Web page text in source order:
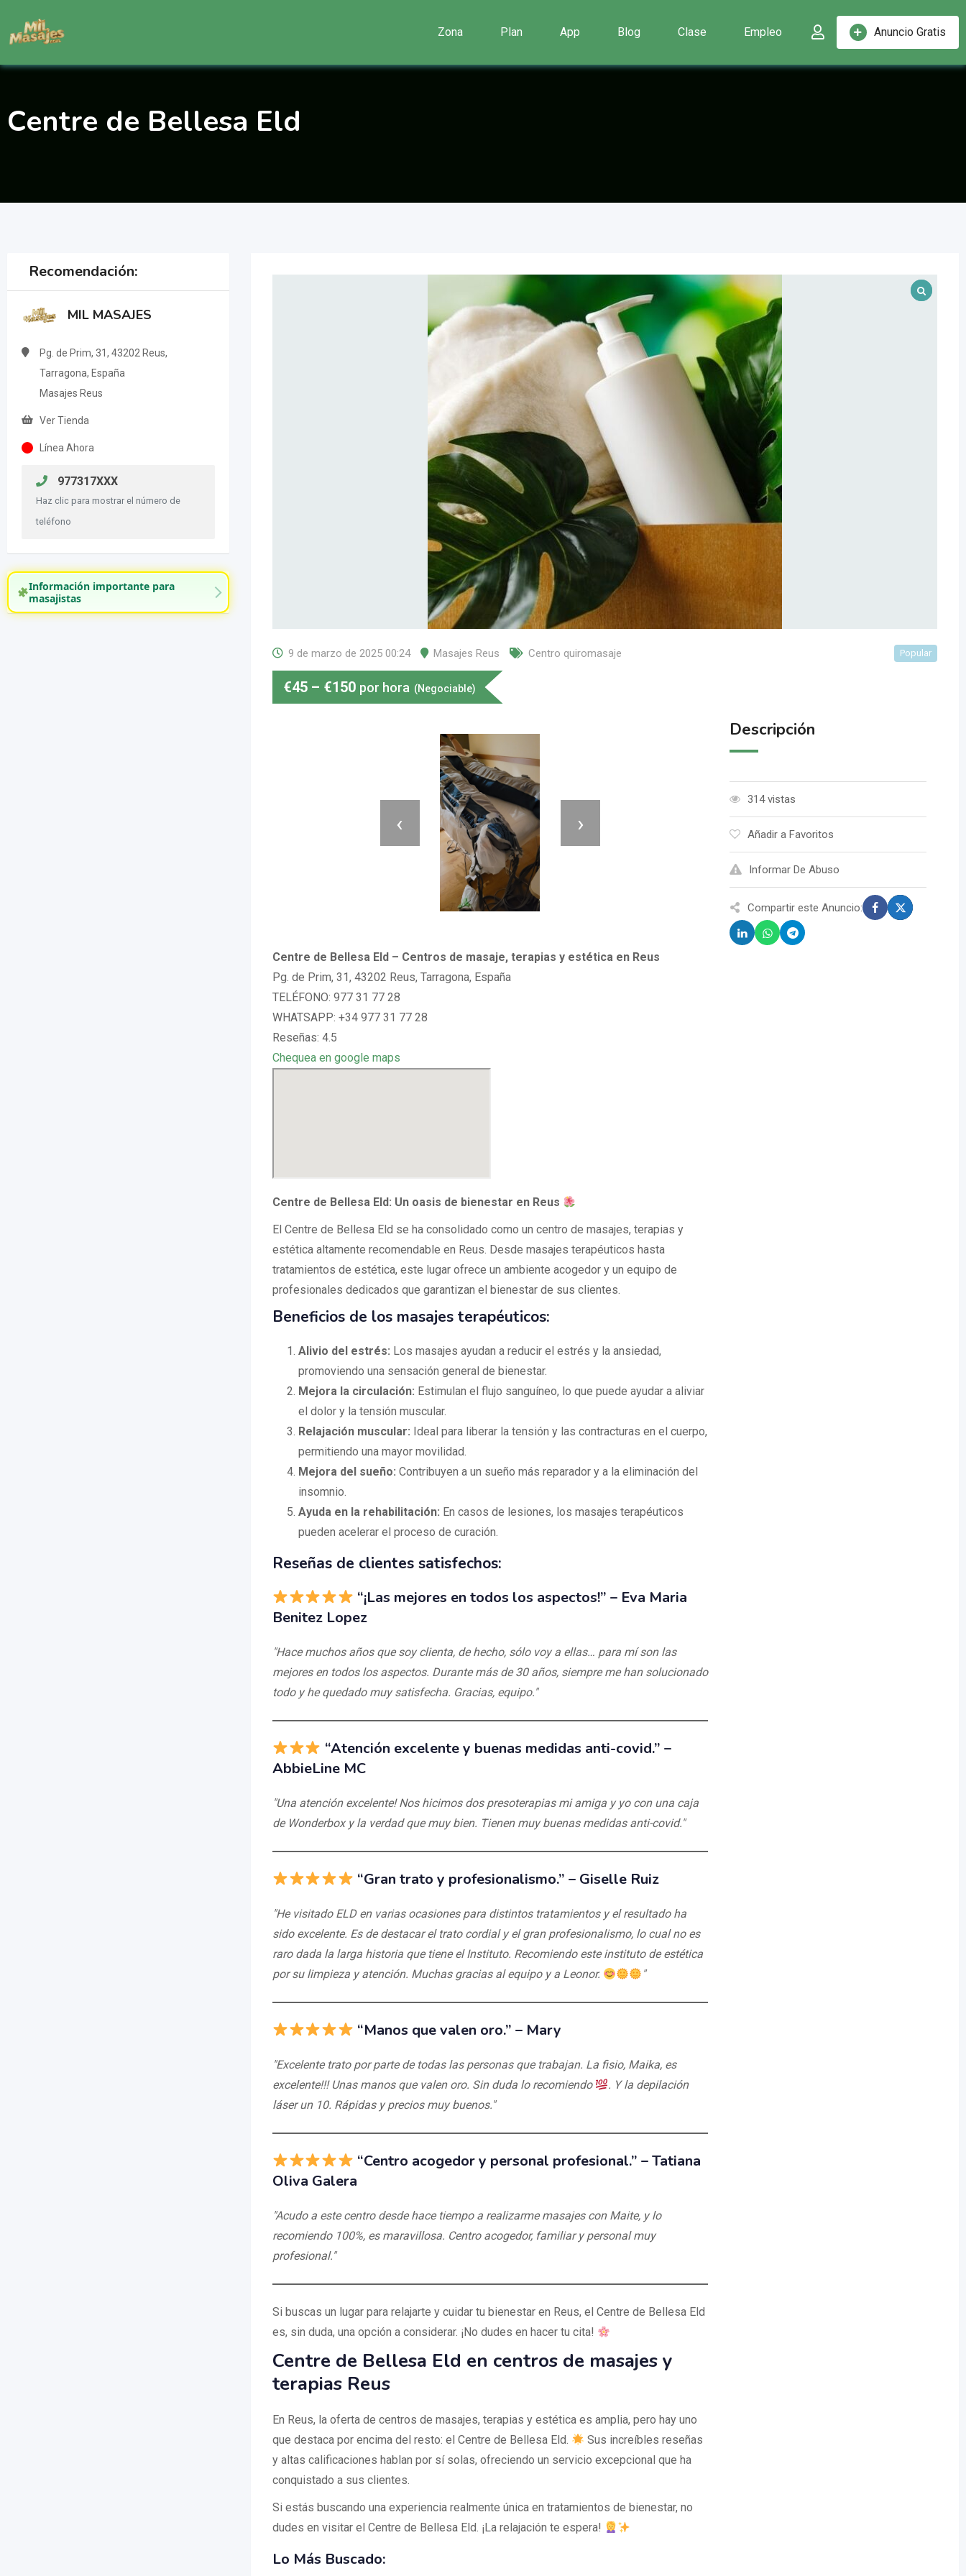
contenido
Anuncio Gratis
Zona Plan App Blog Clase Empleo
Centre de Bellesa Eld
Recomendación:
MIL MASAJES
Pg. de Prim, 31, 43202 Reus,
Tarragona, España
Masajes Reus
Ver Tienda
Línea Ahora
977317XXX
Haz clic para mostrar el número de
teléfono
Información importante para
masajistas
9 de marzo de 2025 00:24 Masajes Reus Centro quiromasaje Popular
€45 – €150 por hora (Negociable)
‹ ›
Centre de Bellesa Eld – Centros de masaje, terapias y estética en Reus
Pg. de Prim, 31, 43202 Reus, Tarragona, España
TELÉFONO: 977 31 77 28
WHATSAPP: +34 977 31 77 28
Reseñas: 4.5
Chequea en google maps
Centre de Bellesa Eld: Un oasis de bienestar en Reus
El Centre de Bellesa Eld se ha consolidado como un centro de masajes, terapias y
estética altamente recomendable en Reus. Desde masajes terapéuticos hasta
tratamientos de estética, este lugar ofrece un ambiente acogedor y un equipo de
profesionales dedicados que garantizan el bienestar de sus clientes.
Beneficios de los masajes terapéuticos:
Alivio del estrés: Los masajes ayudan a reducir el estrés y la ansiedad,
promoviendo una sensación general de bienestar.
Mejora la circulación: Estimulan el flujo sanguíneo, lo que puede ayudar a aliviar
el dolor y la tensión muscular.
Relajación muscular: Ideal para liberar la tensión y las contracturas en el cuerpo,
permitiendo una mayor movilidad.
Mejora del sueño: Contribuyen a un sueño más reparador y a la eliminación del
insomnio.
Ayuda en la rehabilitación: En casos de lesiones, los masajes terapéuticos
pueden acelerar el proceso de curación.
Reseñas de clientes satisfechos:
“¡Las mejores en todos los aspectos!” – Eva Maria
Benitez Lopez
"Hace muchos años que soy clienta, de hecho, sólo voy a ellas… para mí son las
mejores en todos los aspectos. Durante más de 30 años, siempre me han solucionado
todo y he quedado muy satisfecha. Gracias, equipo."
“Atención excelente y buenas medidas anti-covid.” –
AbbieLine MC
"Una atención excelente! Nos hicimos dos presoterapias mi amiga y yo con una caja
de Wonderbox y la verdad que muy bien. Tienen muy buenas medidas anti-covid."
“Gran trato y profesionalismo.” – Giselle Ruiz
"He visitado ELD en varias ocasiones para distintos tratamientos y el resultado ha
sido excelente. Es de destacar el trato cordial y el gran profesionalismo, lo cual no es
raro dada la larga historia que tiene el Instituto. Recomiendo este instituto de estética
por su limpieza y atención. Muchas gracias al equipo y a Leonor.
"
“Manos que valen oro.” – Mary
"Excelente trato por parte de todas las personas que trabajan. La fisio, Maika, es
excelente!!! Unas manos que valen oro. Sin duda lo recomiendo
. Y la depilación
láser un 10. Rápidas y precios muy buenos."
“Centro acogedor y personal profesional.” –Tatiana
Oliva Galera
"Acudo a este centro desde hace tiempo a realizarme masajes con Maite, y lo
recomiendo 100%, es maravillosa. Centro acogedor, familiar y personal muy
profesional."
Si buscas un lugar para relajarte y cuidar tu bienestar en Reus, el Centre de Bellesa Eld
es, sin duda, una opción a considerar. ¡No dudes en hacer tu cita!
Centre de Bellesa Eld en centros de masajes y
terapias Reus
En Reus, la oferta de centros de masajes, terapias y estética es amplia, pero hay uno
que destaca por encima del resto: el Centre de Bellesa Eld.
Sus increíbles reseñas
y altas calificaciones hablan por sí solas, ofreciendo un servicio excepcional que ha
conquistado a sus clientes.
Si estás buscando una experiencia realmente única en tratamientos de bienestar, no
dudes en visitar el Centre de Bellesa Eld. ¡La relajación te espera!
Lo Más Buscado:
Descripción
314 vistas
Añadir a Favoritos
Informar De Abuso
Compartir este Anuncio: